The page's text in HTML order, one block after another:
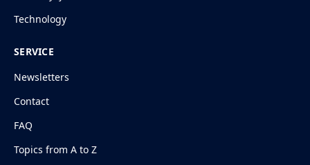
Technology
SERVICE
Newsletters
Contact
FAQ
Topics from A to Z